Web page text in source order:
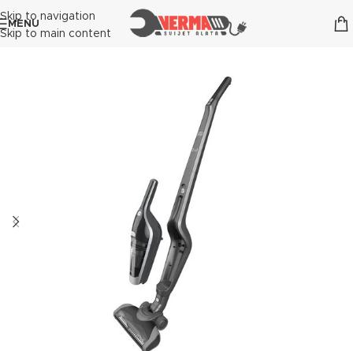
Skip to navigation
Skip to main content
MENU